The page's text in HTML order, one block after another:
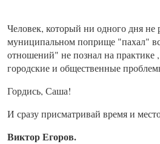
Человек, который ни одного дня не
муниципальном поприще "пахал"
отношений" не познал на практике
городские и общественные
Гордись, Саша!
И сразу присматривай время и
Виктор Егоров.